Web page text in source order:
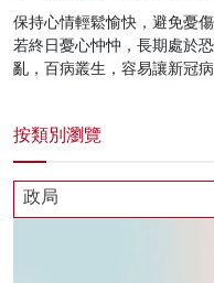
保持心情輕鬆愉快，避免憂
若終日憂心忡忡，長期處於
亂，百病叢生，容易讓新冠病
按類別瀏覽
政局